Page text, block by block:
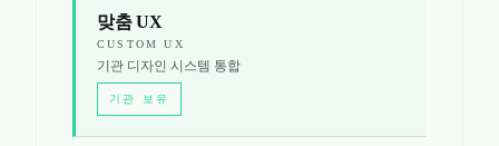
맞춤 UX
CUSTOM UX
기관 디자인 시스템 통합
기관 보유